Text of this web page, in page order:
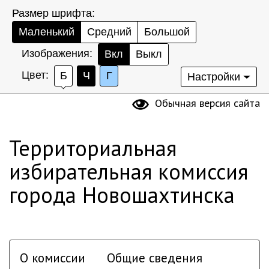
Размер шрифта:
Маленький
Средний
Большой
Изображения:
Вкл
Выкл
Цвет:
Б Ч Г Настройки
Обычная версия сайта
Территориальная
избирательная комиссия
города Новошахтинска
О комиссии Общие сведения